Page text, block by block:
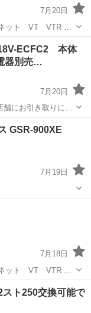
7月20日
ット VT VTR …
ECFC2 本体
器別売…
7月20日
舗にお引き取りに来
崎県宮崎市新名爪1438-2 現物確認歓迎！ ...
GSR-900XE
7月19日
7月18日
ット VT VTR …
ト250交換可能で